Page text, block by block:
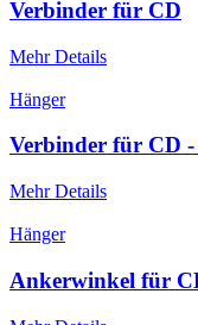
Verbinder für CD
Mehr Details
Hänger
Verbinder für CD
Mehr Details
Hänger
Ankerwinkel für